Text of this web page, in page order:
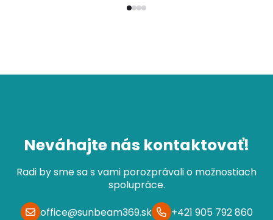
Neváhajte nás kontaktovať!
Radi by sme sa s vami porozprávali o možnostiach
spolupráce.
office@sunbeam369.sk
+421 905 792 860